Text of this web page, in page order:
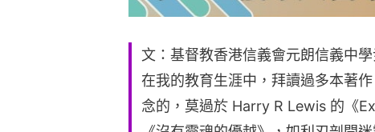
文：基督教香港信義會元朗信義中
在我的教育生涯中，拜讀過多本著
念的，莫過於 Harry R Lewis 的《